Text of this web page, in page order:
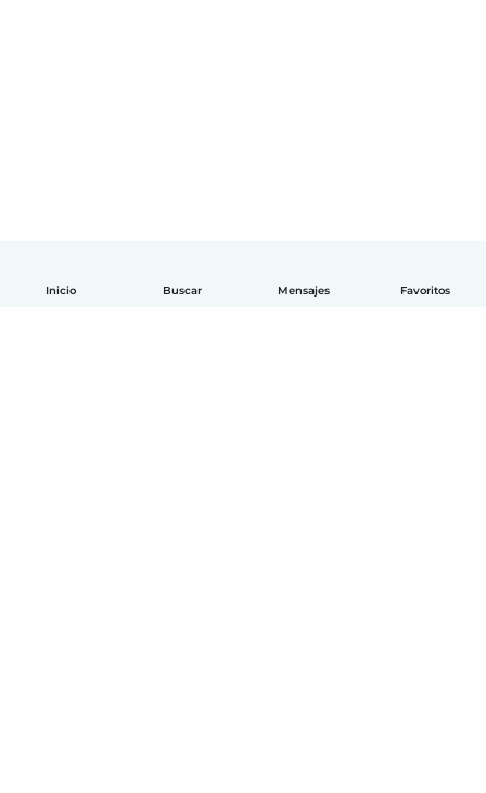
Inicio Buscar Mensajes Favoritos